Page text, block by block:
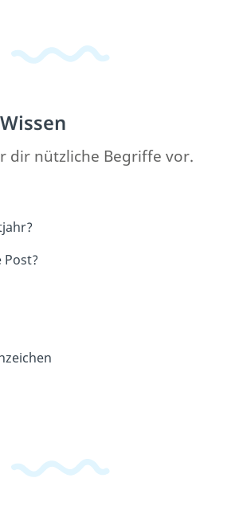
dir nützliche Begriffe vor.